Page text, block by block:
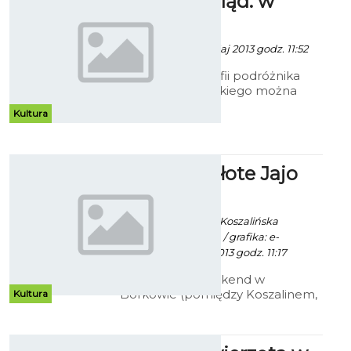
Kultura
drodze
Paweł Kaczor - 29 Maj 2013 godz. 11:52
Wystawę fotografii podróżnika
Roberta Nawrockiego można
Kultura
Turniej o Złote Jajo
Gryfa
Paweł Kaczor / info. Koszalińska
Kompania Rycerska / grafika: e-
tapetki.pl - 28 Maj 2013 godz. 11:17
W najbliższy weekend w
Borkowie (pomiędzy Koszalinem,